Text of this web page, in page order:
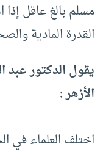
مسلم بالغ عاقل إذا
القدرة المادية
يقول الدكتور عبد
الأزهر :
اختلف العلماء في